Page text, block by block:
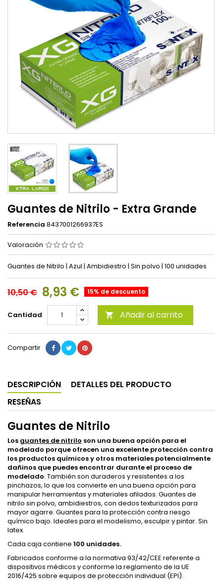
Guantes de Nitrilo - Extra Grande
Referencia 8437001266937ES
Valoración
Guantes de Nitrilo | Azul | Ambidiestro | Sin polvo | 100 unidades
10,50 € 8,93 € 15% de descuento
Cantidad  Añadir al carrito
Compartir
DESCRIPCIÓN
DETALLES DEL PRODUCTO
RESEÑAS
Guantes de Nitrilo
Los guantes de nitrilo son una buena opción para el
modelado porque ofrecen una excelente protección contra
los productos químicos y otros materiales potencialmente
dañinos que puedes encontrar durante el proceso de
modelado. También son duraderos y resistentes a los
pinchazos, lo que los convierte en una buena opción para
manipular herramientas y materiales afilados. Guantes de
nitrilo sin polvo, ambidiestros, con dedos texturizados para
mayor agarre. Guantes para la protección contra riesgo
químico bajo. Ideales para el modelismo, esculpir y pintar. Sin
latex.
Cada caja contiene 100 unidades.
Fabricados conforme a la normativa 93/42/CEE referente a
dispositivos médicos y conforme la reglamento de la UE
2016/425 sobre equipos de protección individual (EPI).